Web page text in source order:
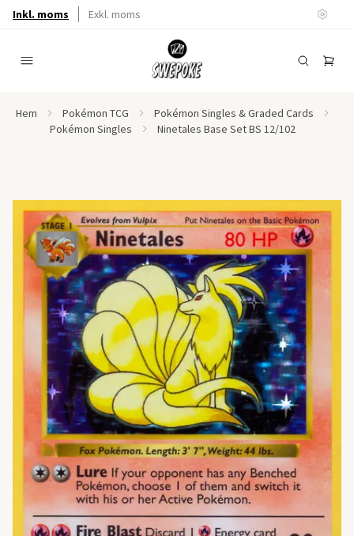
Inkl. moms Exkl. moms
Hem Pokémon TCG
Pokémon Singles & Graded Cards
Pokémon Singles
Ninetales Base Set BS 12/102